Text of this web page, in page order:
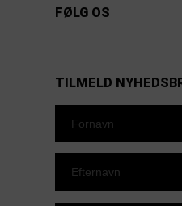
FØLG OS
TILMELD